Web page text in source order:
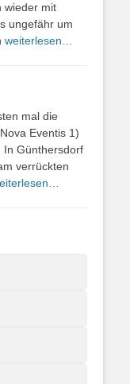
wieder mit
ungefähr um
weiterlesen…
mal die
Eventis 1)
In Günthersdorf
verrückten